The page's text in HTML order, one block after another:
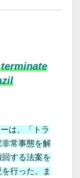
は、「トラ
常事態を解
する法案を
行った。ま